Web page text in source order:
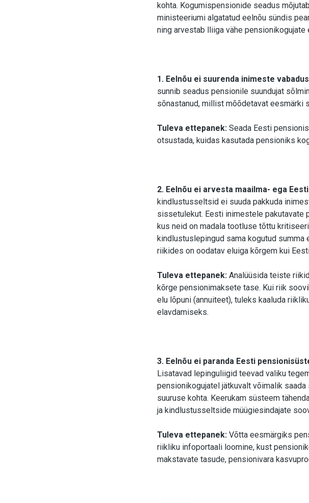
kohta. Kogumispensionide seadus
ministeeriumi algatatud eelnõu sündis
ning arvestab lliiga vähe pensionikogujate
1. Eelnõu ei suurenda inimeste
sunnib seadus pensionile suundujat
sõnastanud, millist mõõdetavat eesmärki
Tuleva ettepanek: Seada Eesti
otsustada, kuidas kasutada pensioniks
2. Eelnõu ei arvesta maailma- ega
kindlustusseltsid ei suuda pakkuda
sissetulekut. Eesti inimestele pakutavate
kus neid on madala tootluse tõttu
kindlustuslepingud sama kogutud
riikides on oodatav eluiga kõrgem kui
Tuleva ettepanek: Analüüsida teiste
kõrge pensionimaksete tase. Kui riik
elu lõpuni (annuiteet), tuleks kaaluda
elavdamiseks.
3. Eelnõu ei paranda Eesti
Lisatavad lepinguliigid teevad valiku
pensionikogujatel jätkuvalt võimalik
suuruse kohta. Keerukam süsteem
ja kindlustusseltside müügiesindajate
Tuleva ettepanek: Võtta eesmärgiks
riikliku infoportaali loomine, kust
makstavate tasude, pensionivara